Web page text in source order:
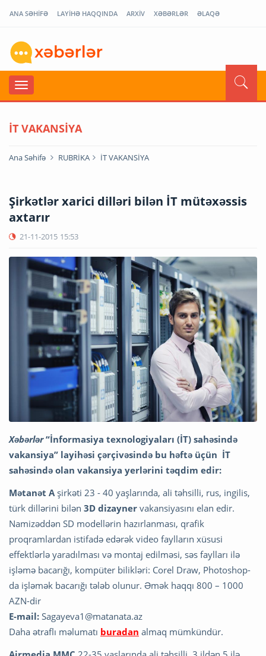
ANA SƏHİFƏ LAYİHƏ HAQQINDA ARXİV XƏBƏRLƏR ƏLAQƏ
İT VAKANSİYA
Ana Səhifə RUBRİKA İT VAKANSİYA
Şirkətlər xarici dilləri bilən İT mütəxəssis
axtarır
21-11-2015 15:53
Xəbərlər“İnformasiya texnologiyaları (İT) sahəsində
vakansiya” layihəsi çərçivəsində bu həftə üçün İT
sahəsində olan vakansiya yerlərini təqdim edir:
Mətanət A şirkəti 23 - 40 yaşlarında, ali təhsilli, rus, ingilis,
türk dillərini bilən 3D dizayner vakansiyasını elan edir.
Namizəddən SD modellərin hazırlanması, qrafik
proqramlardan istifadə edərək video faylların xüsusi
effektlərlə yaradılması və montaj edilməsi, səs faylları ilə
işləmə bacarığı, kompüter bilikləri: Corel Draw, Photoshop-
da işləmək bacarığı tələb olunur. Əmək haqqı 800 – 1000
AZN-dir
E-mail: Sagayeva1@matanata.az
Daha ətraflı məlumatı buradan almaq mümkündür.